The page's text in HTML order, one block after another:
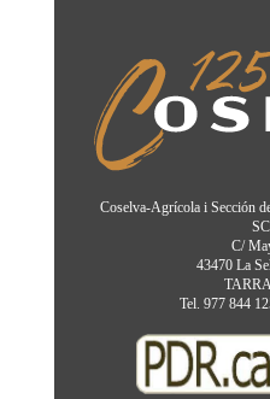
Coselva-Agrícola i Sección
C/
43470 La
Tel. 977 844